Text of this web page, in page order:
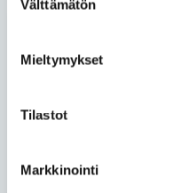
valinta
Välttämätön
Mieltymykset
Tilastot
Markkinointi
Blogit